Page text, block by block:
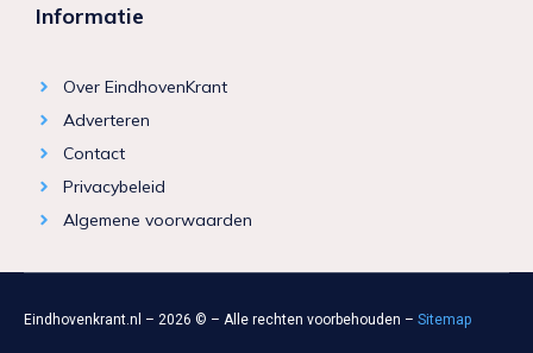
Informatie
Over EindhovenKrant
Adverteren
Contact
Privacybeleid
Algemene voorwaarden
Eindhovenkrant.nl – 2026 © – Alle rechten voorbehouden – Sitemap